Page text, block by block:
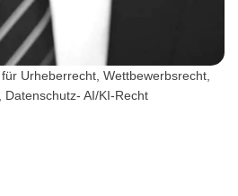
Urheberrecht, Wettbewerbsrecht,
Datenschutz- AI/KI-Recht